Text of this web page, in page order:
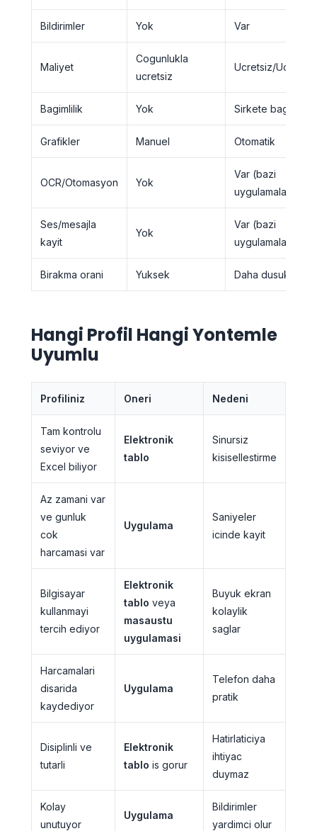
Bildirimler Yok Var
Maliyet
Cogunlukla
ucretsiz
Ucretsiz/Ucretli
Bagimlilik Yok Sirkete bagli
Grafikler Manuel Otomatik
OCR/Otomasyon Yok
Var (bazi
uygulamalar)
Ses/mesajla
kayit
Yok
Var (bazi
uygulamalar)
Birakma orani Yuksek Daha dusuk
Hangi Profil Hangi Yontemle
Uyumlu
Profiliniz Oneri Nedeni
Tam kontrolu
seviyor ve
Excel biliyor
Elektronik
tablo
Sinursiz
kisisellestirme
Az zamani var
ve gunluk
cok
harcamasi var
Uygulama
Saniyeler
icinde kayit
Bilgisayar
kullanmayi
tercih ediyor
Elektronik
tablo veya
masaustu
uygulamasi
Buyuk ekran
kolaylik
saglar
Harcamalari
disarida
kaydediyor
Uygulama
Telefon daha
pratik
Disiplinli ve
tutarli
Elektronik
tablo is gorur
Hatirlaticiya
ihtiyac
duymaz
Kolay
unutuyor
Uygulama
Bildirimler
yardimci olur